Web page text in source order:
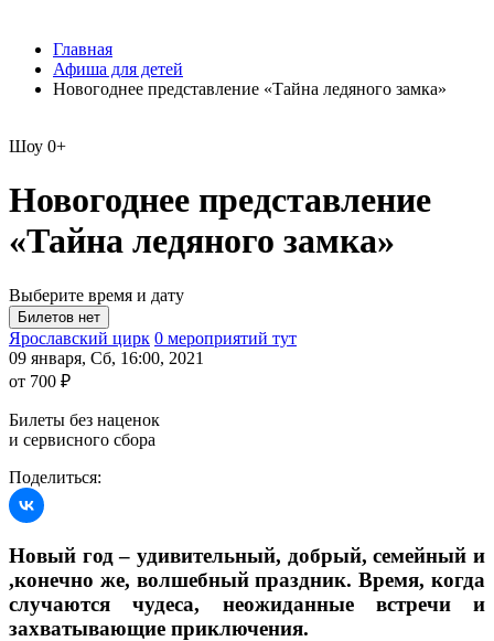
Главная
Афиша для детей
Новогоднее представление «Тайна ледяного замка»
Шоу 0+
Новогоднее представление
«Тайна ледяного замка»
Выберите время и дату
Ярославский цирк 0 мероприятий тут
09 января, Сб, 16:00, 2021
от 700 ₽
Билеты без наценок
и сервисного сбора
Поделиться:
Новый год – удивительный, добрый, семейный и
,конечно же, волшебный праздник. Время, когда
случаются чудеса, неожиданные встречи и
захватывающие приключения.